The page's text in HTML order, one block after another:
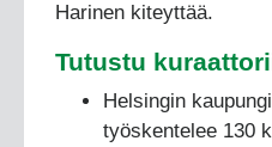
Harinen kiteyttää.
Tutustu
Helsingin
työskentelee 130